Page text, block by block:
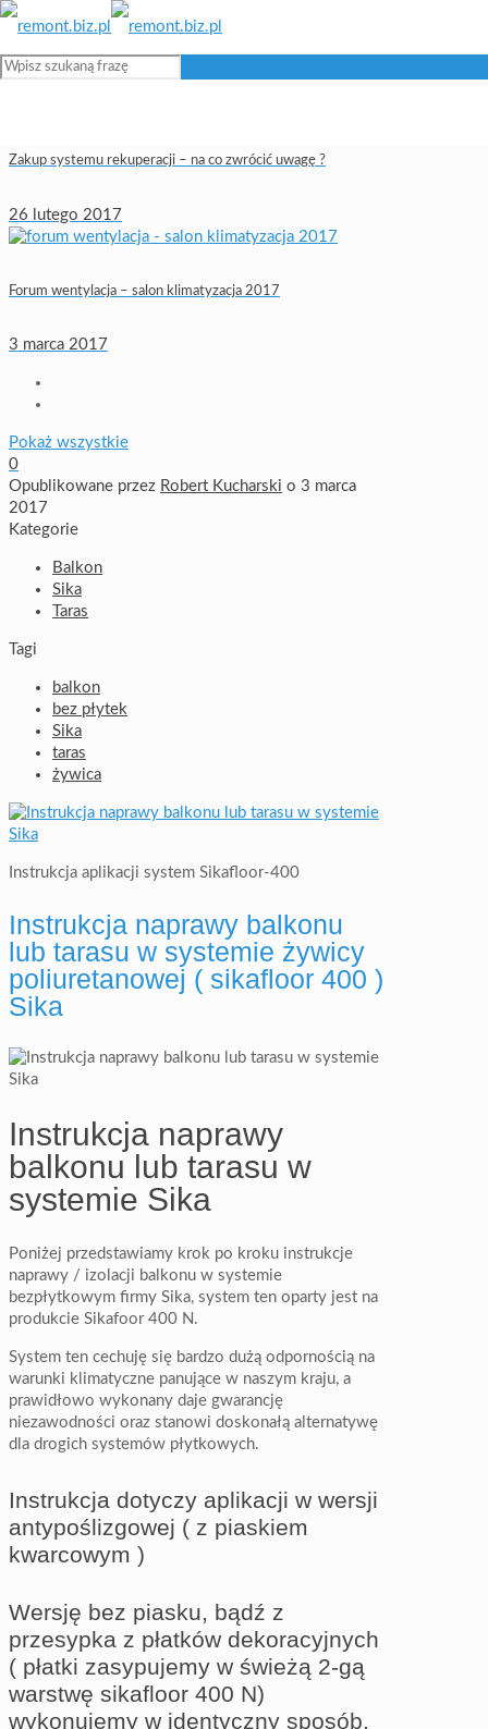
Zakup systemu rekuperacji – na co zwrócić uwagę ?
26 lutego 2017
Forum wentylacja – salon klimatyzacja 2017
3 marca 2017
Pokaż wszystkie
0
Opublikowane przez Robert Kucharski o 3 marca
2017
Kategorie
Balkon
Sika
Taras
Tagi
balkon
bez płytek
Sika
taras
żywica
Instrukcja aplikacji system Sikafloor-400
Instrukcja naprawy balkonu
lub tarasu w systemie żywicy
poliuretanowej ( sikafloor 400 )
Sika
Instrukcja naprawy
balkonu lub tarasu w
systemie Sika
Poniżej przedstawiamy krok po kroku instrukcje
naprawy / izolacji balkonu w systemie
bezpłytkowym firmy Sika, system ten oparty jest na
produkcie Sikafoor 400 N.
System ten cechuję się bardzo dużą odpornością na
warunki klimatyczne panujące w naszym kraju, a
prawidłowo wykonany daje gwarancję
niezawodności oraz stanowi doskonałą alternatywę
dla drogich systemów płytkowych.
Instrukcja dotyczy aplikacji w wersji
antypoślizgowej ( z piaskiem
kwarcowym )
Wersję bez piasku, bądź z
przesypka z płatków dekoracyjnych
( płatki zasypujemy w świeżą 2-gą
warstwę sikafloor 400 N)
wykonujemy w identyczny sposób,